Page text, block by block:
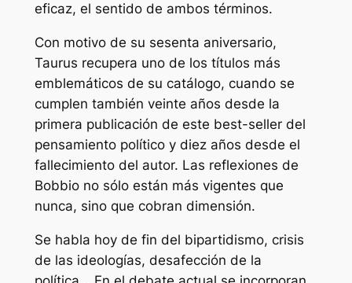
eficaz, el sentido de ambos términos.
Con motivo de su sesenta aniversario,
Taurus recupera uno de los títulos más
emblemáticos de su catálogo, cuando se
cumplen también veinte años desde la
primera publicación de este best-seller del
pensamiento político y diez años desde el
fallecimiento del autor. Las reflexiones de
Bobbio no sólo están más vigentes que
nunca, sino que cobran dimensión.
Se habla hoy de fin del bipartidismo, crisis
de las ideologías, desafección de la